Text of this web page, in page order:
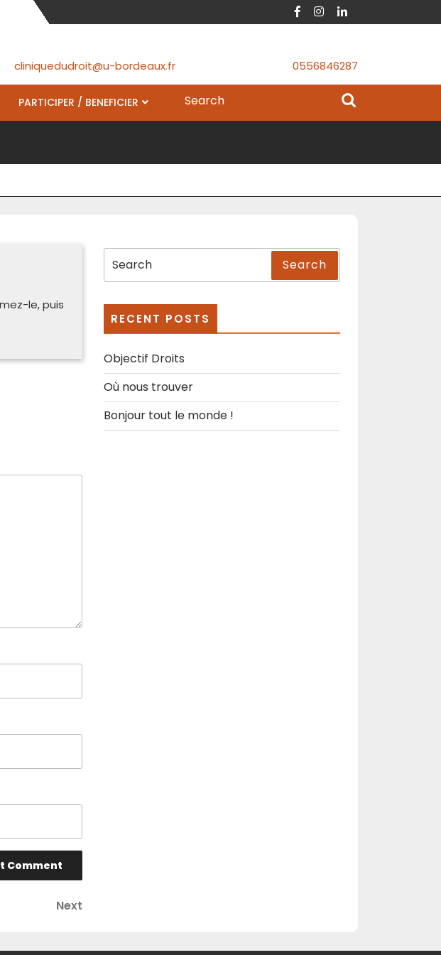
FacebookInstagram
cliniquedudroit@u-bordeaux.fr 0556846287
PARTICIPER / BENEFICIER
Search
for:
le, puis
Next
Next
for:
Search
RECENT POSTS
Objectif Droits
Où nous trouver
Bonjour tout le monde !